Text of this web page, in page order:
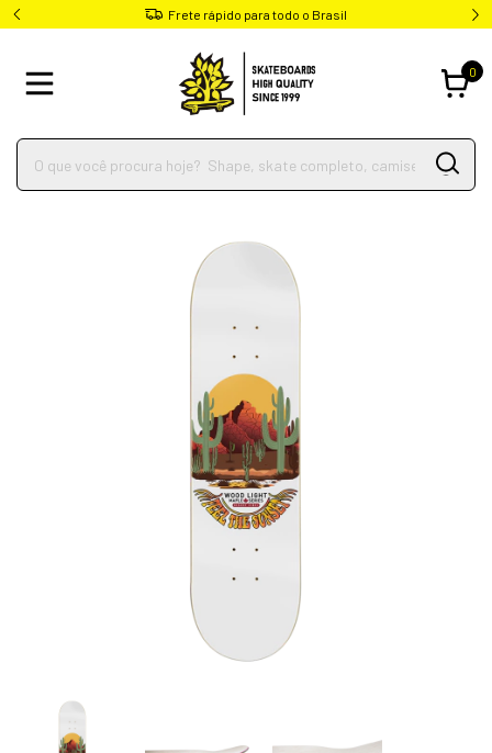
Frete rápido para todo o Brasil
0